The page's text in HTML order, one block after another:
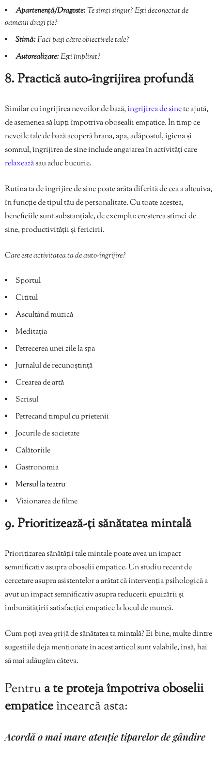
Apartenență/Dragoste:Te simți singur? Ești deconectat de
oamenii dragi ție?
Stimă:Faci pași către obiectivele tale?
Autorealizare:Ești împlinit?
8. Practică auto-îngrijirea profundă
Similar cu îngrijirea nevoilor de bază,îngrijirea de sinete ajută,
de asemenea să lupți împotriva obosealii empatice. În timp ce
nevoile tale de bază acoperă hrana, apa, adăpostul, igiena și
somnul, îngrijirea de sine include angajarea în activități care
relaxeazăsau aduc bucurie.
Rutina ta de îngrijire de sine poate arăta diferită de cea a altcuiva,
în funcție de tipul tău de personalitate. Cu toate acestea,
beneficiile sunt substanțiale, de exemplu: creșterea stimei de
sine, productivității și fericirii.
Care este activitatea ta de auto-îngrijire?
Sportul
Cititul
Ascultând muzică
Meditația
Petrecerea unei zile la spa
Jurnalul de recunoștință
Crearea de artă
Scrisul
Petrecand timpul cu prietenii
Jocurile de societate
Călătoriile
Gastronomia
Mersul la teatru
Vizionarea de filme
9. Prioritizează-ți sănătatea mintală
Prioritizarea sănătății tale mintale poate avea un impact
semnificativ asupra oboselii empatice. Un studiu recent de
cercetare asupra asistentelor a arătat că intervenția psihologică a
avut un impact semnificativ asupra reducerii epuizării și
îmbunătățirii satisfacției empatice la locul de muncă.
Cum poți avea grijă de sănătatea ta mintală? Ei bine, multe dintre
sugestiile deja menționate în acest articol sunt valabile, însă, hai
să mai adăugăm câteva.
Pentrua te proteja împotriva oboselii
empaticeîncearcă asta:
Acordă o mai mare atenție tiparelor de gândire